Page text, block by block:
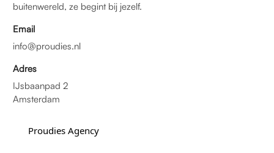
buitenwereld, ze begint bij jezelf.
Email
info@proudies.nl
Adres
IJsbaanpad 2
Amsterdam
Proudies Agency